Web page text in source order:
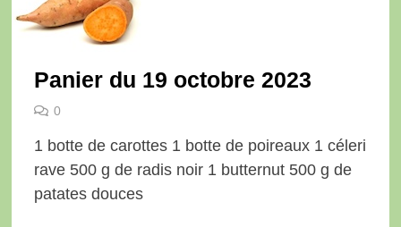
Panier du 19 octobre 2023
0
1 botte de carottes 1 botte de poireaux 1 céleri
rave 500 g de radis noir 1 butternut 500 g de
patates douces